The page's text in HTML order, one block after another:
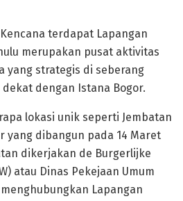
terdapat Lapangan
merupakan pusat aktivitas
yang strategis di seberang
dekat dengan Istana Bogor.
lokasi unik seperti Jembatan
yang dibangun pada 14 Maret
dikerjakan de Burgerlijke
atau Dinas Pekejaan Umum
Lapangan